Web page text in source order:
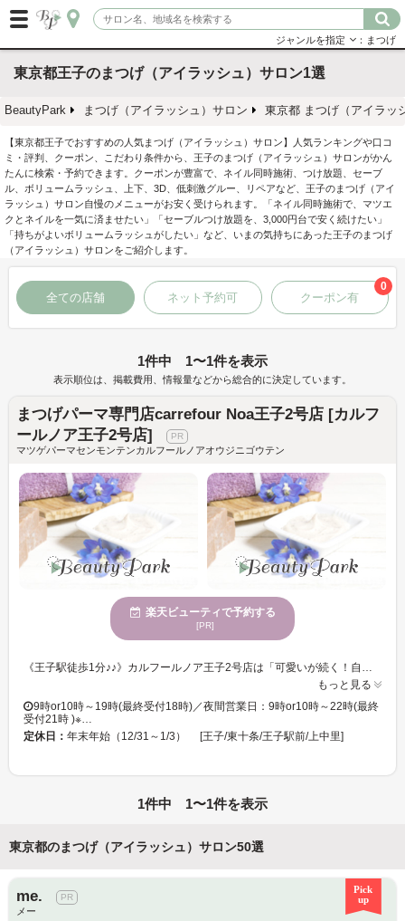
ジャンルを指定 ：まつげ
東京都王子のまつげ（アイラッシュ）サロン1選
BeautyPark まつげ（アイラッシュ）サロン 東京都 まつげ（アイラッ
【東京都王子でおすすめの人気まつげ（アイラッシュ）サロン】人気ランキングや口コ
ミ・評判、クーポン、こだわり条件から、王子のまつげ（アイラッシュ）サロンがかん
たんに検索・予約できます。クーポンが豊富で、ネイル同時施術、つけ放題、セーブ
ル、ボリュームラッシュ、上下、3D、低刺激グルー、リペアなど、王子のまつげ（アイ
ラッシュ）サロン自慢のメニューがお安く受けられます。「ネイル同時施術で、マツエ
クとネイルを一気に済ませたい」「セーブルつけ放題を、3,000円台で安く続けたい」
「持ちがよいボリュームラッシュがしたい」など、いまの気持ちにあった王子のまつげ
（アイラッシュ）サロンをご紹介します。
全ての店舗 ネット予約可 クーポン有
0
1件中 1〜1件を表示
表示順位は、掲載費用、情報量などから総合的に決定しています。
まつげパーマ専門店carrefour Noa王子2号店 [カルフ
ールノア王子2号店]
マツゲパーマセンモンテンカルフールノアオウジニゴウテン
楽天ビューティで予約する
[PR]
《王子駅徒歩1分♪♪》カルフールノア王子2号店は「可愛いが続く！自分ウケ120%」をモットーにしたアイ専門店♪自分ウケやメロい目元になりたい方、忙しい時間の中で時短で可愛い目元になりたい方・コスパもタイパも良く通いたいお客様に◎ carrefour Noa王子2号店は、自分ウケ120%・メロい目元になれるアイ専門店♪ タイパもコスパも良く、通いやすいお店づくりを徹底！ . 忙しくても、高いお金を払わなくても、アナタの可愛い目元を全力でサポート☆ . まつげパーマやパリジェンヌが初めての方も、お気軽にご来店ください。 スタッフがなりたいイメージとまつげ・眉毛の状態を見ながら、理想に近づくお手伝いをさせて頂きます♪ . 王子駅から近くのアイ専門店はcarrefour Noa王子2号店♪ . 【電話予約について】サロンからのお願い 当店はご来店中のお客様との時間を大切にするため、お電話でのご予約ですとお待たせしてしまう場合があります。 また、楽天ビューティー経由のお電話は、予約専用のためお客様のお電話番号がわからず、折り返しが出来かねます。 大変恐縮ですが、楽天ビューティー等のネット予約からご予約をお願いいたします。
もっと見る
9時or10時～19時(最終受付18時)／夜間営業日：9時or10時～22時(最終
受付21時 )※…
定休日： 年末年始（12/31～1/3） [王子/東十条/王子駅前/上中里]
1件中 1〜1件を表示
東京都のまつげ（アイラッシュ）サロン50選
me.
メー